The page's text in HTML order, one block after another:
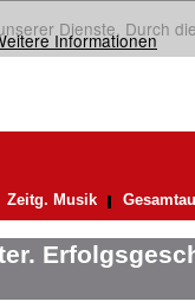
Dienste. Durch
Informationen
Zeitg. Musik